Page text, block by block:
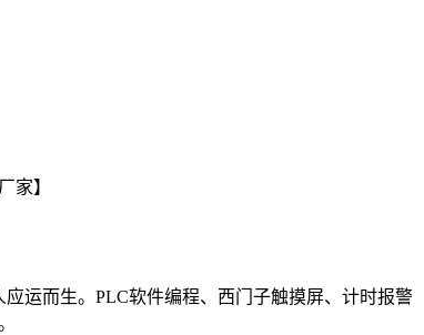
运而生。PLC软件编程、西门子触摸屏、计时报警